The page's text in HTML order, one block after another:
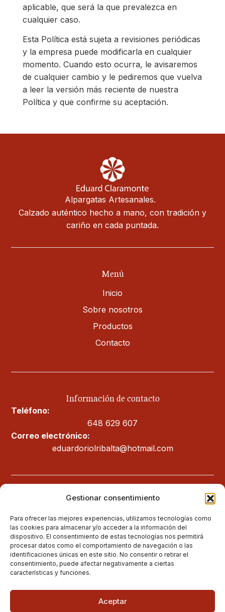
Gestionar consentimiento
Para ofrecer las mejores experiencias, utilizamos tecnologías como
las cookies para almacenar y/o acceder a la información del
dispositivo. El consentimiento de estas tecnologías nos permitirá
procesar datos como el comportamiento de navegación o las
identificaciones únicas en este sitio. No consentir o retirar el
consentimiento, puede afectar negativamente a ciertas
características y funciones.
Aceptar
aplicable, que será la que prevalezca en
cualquier caso.
Esta Política está sujeta a revisiones periódicas
y la empresa puede modificarla en cualquier
momento. Cuando esto ocurra, le avisaremos
de cualquier cambio y le pediremos que vuelva
a leer la versión más reciente de nuestra
Política y que confirme su aceptación.
Alpargatas Artesanales.
Calzado auténtico hecho a mano, con tradición y
cariño en cada puntada.
Menú
Inicio
Sobre nosotros
Productos
Contacto
Información de contacto
Teléfono:
648 629 607
Correo electrónico:
eduardoriolribalta@hotmail.com
Legal
Aviso legal
Política de privacidad
Política de cookies (UE)
Política de envíos y devoluciones